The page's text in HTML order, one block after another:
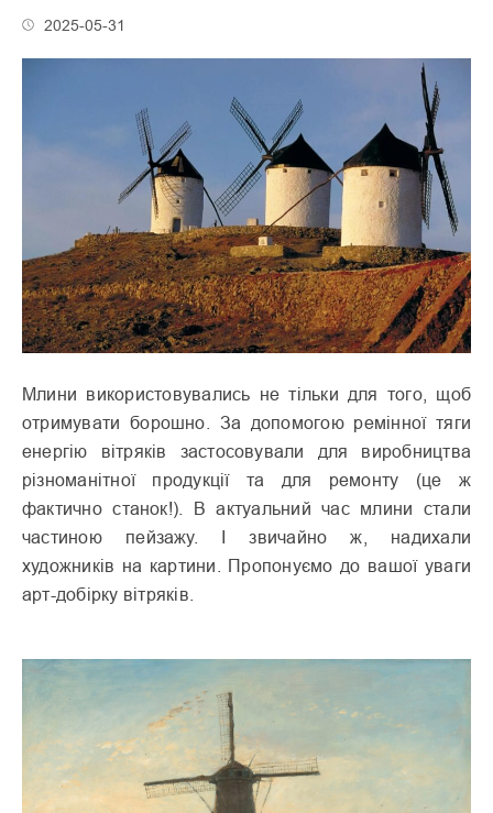
2025-05-31
Млини використовувались не тільки для того, щоб
отримувати борошно. За допомогою ремінної тяги
енергію вітряків застосовували для виробництва
різноманітної продукції та для ремонту (це ж
фактично станок!). В актуальний час млини стали
частиною пейзажу. І звичайно ж, надихали
художників на картини. Пропонуємо до вашої уваги
арт-добірку вітряків.